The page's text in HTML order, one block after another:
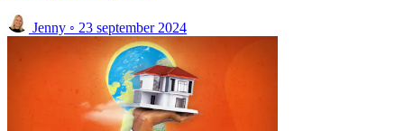
Jenny ◦ 23 september 2024